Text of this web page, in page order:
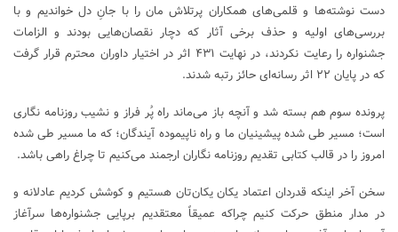
دست نوشته‌ها و قلمی‌های همکاران پرتلاش مان را با جانِ دل خواندیم و با
بررسی‌های اولیه و حذف برخی آثار که دچار نقصان‌هایی بودند و الزامات
جشنواره را رعایت نکردند، در نهایت ۴۳۱ اثر در اختیار داوران محترم قرار گرفت
که در پایان ۲۲ اثر رسانه‌ای حائز رتبه شدند.
پرونده سوم هم بسته شد و آنچه باز می‌ماند راه پُر فراز و نشیب روزنامه نگاری
است؛ مسیر طی شده پیشینیان ما و راه ناپیموده آیندگان؛ که ما مسیر طی شده
امروز را در قالب کتابی تقدیم روزنامه نگاران ارجمند می‌کنیم تا چراغ راهی باشد.
سخن آخر اینکه قدردان اعتماد یکان یکان‌تان هستیم و کوشش کردیم عادلانه و
در مدار منطق حرکت کنیم چراکه عمیقاً معتقدیم برپایی جشنواره‌ها سرآغاز